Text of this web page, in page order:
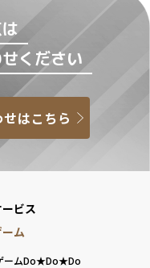
ください
はこちら
ビス
ム
ームDo★Do★Do